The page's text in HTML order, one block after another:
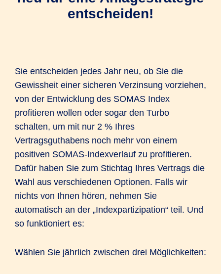
entscheiden!
Sie entscheiden jedes Jahr neu, ob Sie die
Gewissheit einer sicheren Verzinsung vorziehen,
von der Entwicklung des SOMAS Index
profitieren wollen oder sogar den Turbo
schalten, um mit nur 2 % Ihres
Vertragsguthabens noch mehr von einem
positiven SOMAS-Indexverlauf zu profitieren.
Dafür haben Sie zum Stichtag Ihres Vertrags die
Wahl aus verschiedenen Optionen. Falls wir
nichts von Ihnen hören, nehmen Sie
automatisch an der „Indexpartizipation“ teil. Und
so funktioniert es:
Wählen Sie jährlich zwischen drei Möglichkeiten: